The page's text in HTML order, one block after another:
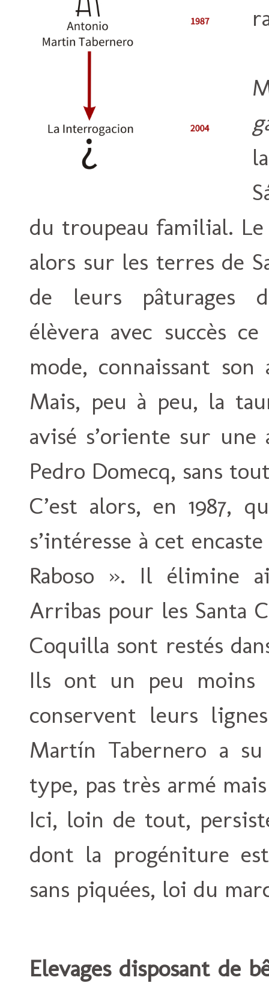
du troupeau familial.
alors sur les terres de
de leurs pâturages
élèvera avec succès
mode, connaissant son
Mais, peu à peu, la
avisé s’oriente sur
Pedro Domecq, sans
C’est alors, en 1987,
s’intéresse à cet
Raboso ». Il élimine
Arribas pour les Santa
Coquilla sont restés
Ils ont un peu moins
conservent leurs
Martín Tabernero a
type, pas très armé
Ici, loin de tout,
dont la progéniture
sans piquées, loi du
Elevages disposant de